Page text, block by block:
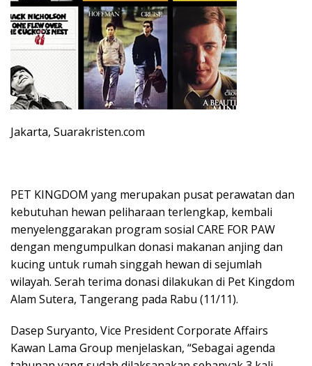
Jakarta, Suarakristen.com
PET KINGDOM yang merupakan pusat perawatan dan
kebutuhan hewan peliharaan terlengkap, kembali
menyelenggarakan program sosial CARE FOR PAW
dengan mengumpulkan donasi makanan anjing dan
kucing untuk rumah singgah hewan di sejumlah
wilayah. Serah terima donasi dilakukan di Pet Kingdom
Alam Sutera, Tangerang pada Rabu (11/11).
Dasep Suryanto, Vice President Corporate Affairs
Kawan Lama Group menjelaskan, “Sebagai agenda